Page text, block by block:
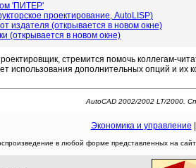
'ПИТЕР'
проектирование, AutoLISP)
издателя (открывается в новом окне)
(открывается в новом окне)
стремится помочь коллегам-
использования дополнительных опций и их
AutoCAD 2002/2002 LT/2000.
Экономика и управление
в любой форме представленных на